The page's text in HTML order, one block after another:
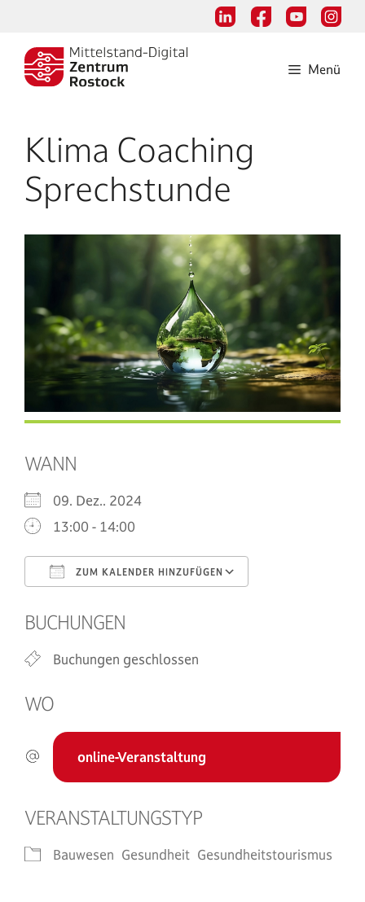
springen
Menü
Klima Coaching
Sprechstunde
WANN
09. Dez.. 2024
13:00 - 14:00
ZUM KALENDER HINZUFÜGEN
BUCHUNGEN
Buchungen geschlossen
WO
online-Veranstaltung
VERANSTALTUNGSTYP
Bauwesen Gesundheit Gesundheitstourismus